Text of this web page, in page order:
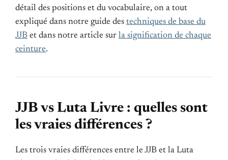
détail des positions et du vocabulaire, on a tout
expliqué dans notre guide des techniques de base du
JJB et dans notre article sur la signification de chaque
ceinture.
JJB vs Luta Livre : quelles sont
les vraies différences ?
Les trois vraies différences entre le JJB et la Luta